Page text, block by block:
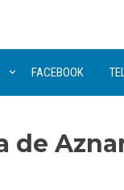
FACEBOOK
de